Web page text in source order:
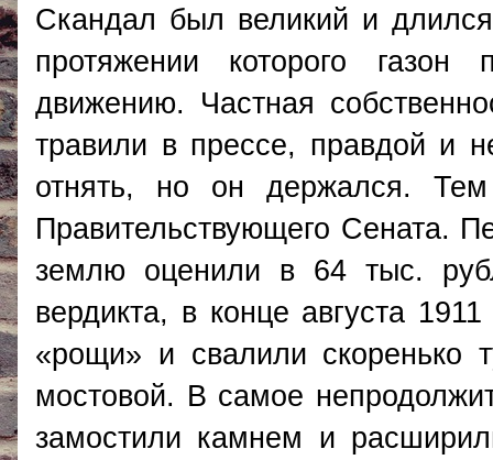
Скандал был великий и
протяжении которого
движению. Частная
травили в прессе, правдой и
отнять, но он держался.
Правительствующего Сената.
землю оценили в 64 тыс.
вердикта, в конце августа
«рощи» и свалили скоренько
мостовой. В самое
замостили камнем и